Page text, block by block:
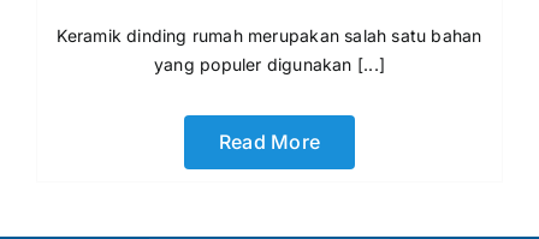
Keramik dinding rumah merupakan salah satu bahan
yang populer digunakan [...]
Read More